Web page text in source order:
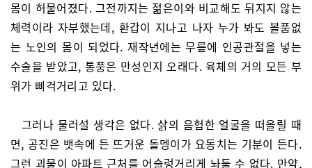
몸이 허물어졌다. 그전까지는 젊은이와 비교해도 뒤지지 않는
체력이라 자부했는데, 환갑이 지나고 나자 누가 봐도 볼품없
는 노인의 몸이 되었다. 재작년에는 무릎에 인공관절을 넣는
수술을 받았고, 통풍은 만성인지 오래다. 육체의 거의 모든 부
위가 삐걱거리고 있다.
그러나 물러설 생각은 없다. 삵의 음험한 얼굴을 떠올릴 때
면, 공진은 뱃속에 든 뜨거운 돌멩이가 요동치는 기분이 든다.
그런 괴물이 아파트 근처를 어슬렁거리게 놔둘 수 없다. 만약,